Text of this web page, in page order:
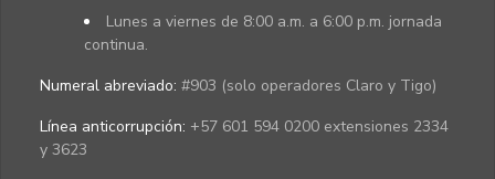
Lunes a viernes de 8:00 a.m. a 6:00 p.m. jornada
continua.
Numeral abreviado: #903 (solo operadores Claro y Tigo)
Línea anticorrupción: +57 601 594 0200 extensiones 2334
y 3623